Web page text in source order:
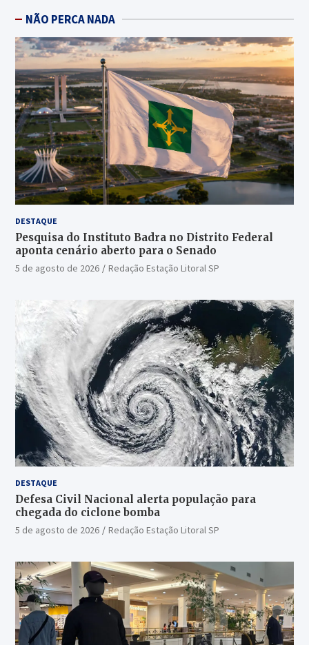
NÃO PERCA NADA
DESTAQUE
Pesquisa do Instituto Badra no Distrito Federal
aponta cenário aberto para o Senado
5 de agosto de 2026 Redação Estação Litoral SP
DESTAQUE
Defesa Civil Nacional alerta população para
chegada do ciclone bomba
5 de agosto de 2026 Redação Estação Litoral SP